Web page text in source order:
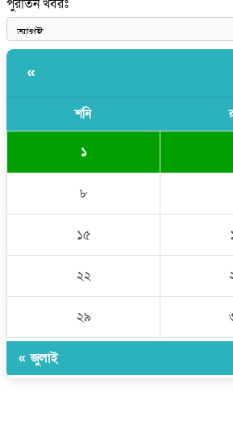
শেখ হাসিনাকে আর রাখতে চাচ্ছে না ভারত:
পুরাতন খবরঃ
«
শনি
১
৮
১৫
২২
২৯
« জুলাই